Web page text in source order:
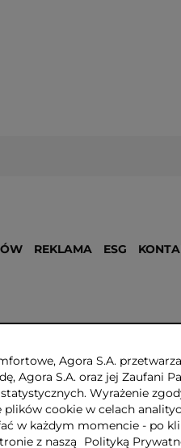
REKLAMA ESG
Agora S.A.
Agora S.A. oraz jej Zaufani
Wyrażenie
plików cookie w celach
w każdym momencie - po
z naszą Polityką